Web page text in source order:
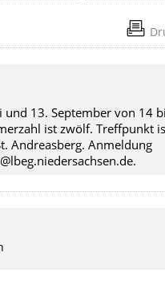
und 13. September von 14
ist zwölf. Treffpunkt
Andreasberg. Anmeldung